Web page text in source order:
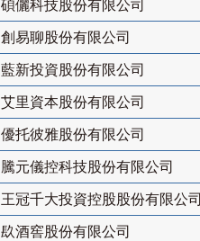
碩儷科技股份有限公司
創易聊股份有限公司
藍新投資股份有限公司
艾里資本股份有限公司
優托彼雅股份有限公司
騰元儀控科技股份有限公司
王冠千大投資控股股份有限公司
镹酒窖股份有限公司